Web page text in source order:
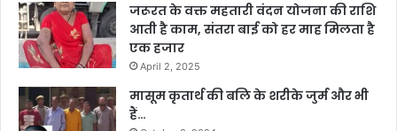
जरूरत के वक्त महतारी वंदन योजना की राशि
आती है काम, संतरा बाई को हर माह मिलता है
एक हजार
April 2, 2025
मासूम कृतार्थ की बलि के शरीके जुर्म और भी
हैं…